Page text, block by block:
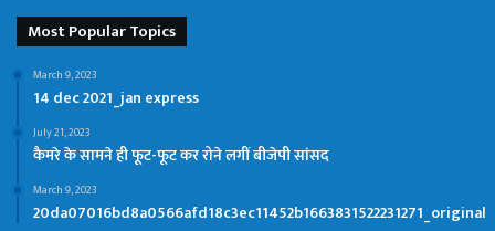
Most Popular Topics
March 9, 2023
14 dec 2021_jan express
July 21, 2023
कैमरे के सामने ही फूट-फूट कर रोने लगीं बीजेपी सांसद
March 9, 2023
20da07016bd8a0566afd18c3ec11452b1663831522231271_original